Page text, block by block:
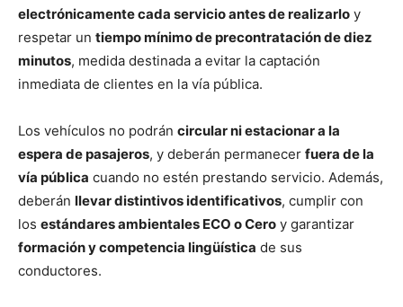
electrónicamente cada servicio antes de realizarlo y
respetar un tiempo mínimo de precontratación de diez
minutos, medida destinada a evitar la captación
inmediata de clientes en la vía pública.
Los vehículos no podrán circular ni estacionar a la
espera de pasajeros, y deberán permanecer fuera de la
vía pública cuando no estén prestando servicio. Además,
deberán llevar distintivos identificativos, cumplir con
los estándares ambientales ECO o Cero y garantizar
formación y competencia lingüística de sus
conductores.